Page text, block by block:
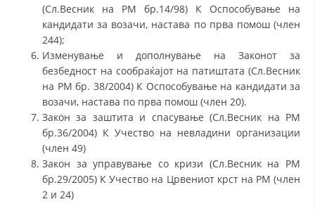
(Сл.Весник на РМ бр.14/98) К Оспособување на
кандидати за возачи, настава по прва помош (член
244);
Изменување и дополнување на Законот за
безбедност на сообраќајот на патиштата (Сл.Весник
на РМ бр. 38/2004) К Оспособување на кандидати за
возачи, настава по прва помош (член 20).
Закон за заштита и спасување (Сл.Весник на РМ
бр.36/2004) К Учество на невладини организации
(член 49)
Закон за управување со кризи (Сл.Весник на РМ
бр.29/2005) К Учество на Црвениот крст на РМ (член
2 и 24)